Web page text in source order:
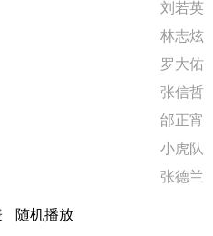
刘若英
林志炫
罗大佑
张信哲
邰正宵
小虎队
张德兰
随机播放